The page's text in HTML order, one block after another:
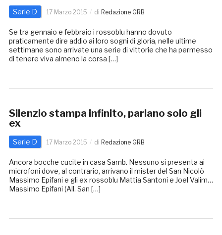
Serie D 17 Marzo 2015 di Redazione GRB
Se tra gennaio e febbraio i rossoblu hanno dovuto
praticamente dire addio ai loro sogni di gloria, nelle ultime
settimane sono arrivate una serie di vittorie che ha permesso
di tenere viva almeno la corsa […]
Silenzio stampa infinito, parlano solo gli
ex
Serie D 17 Marzo 2015 di Redazione GRB
Ancora bocche cucite in casa Samb. Nessuno si presenta ai
microfoni dove, al contrario, arrivano il mister del San Nicolò
Massimo Epifani e gli ex rossoblu Mattia Santoni e Joel Valim…
Massimo Epifani (All. San […]